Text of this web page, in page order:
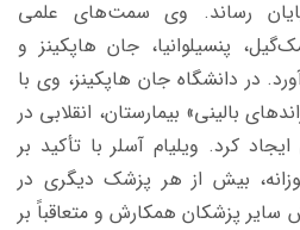
رساند. وی سمت‌های علمی
پنسیلوانیا، جان هاپکینز و
در دانشگاه جان هاپکینز، وی با
بالینی» بیمارستان، انقلابی در
کرد. ویلیام آسلر با تأکید بر
بیش از هر پزشک دیگری در
سایر پزشکان همکارش و متعاقباً بر